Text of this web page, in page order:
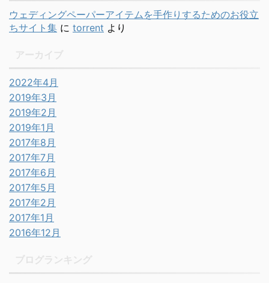
ウェディングペーパーアイテムを手作りするためのお役立
ちサイト集 に torrent より
2022年4月
2019年3月
2019年2月
2019年1月
2017年8月
2017年7月
2017年6月
2017年5月
2017年2月
2017年1月
2016年12月